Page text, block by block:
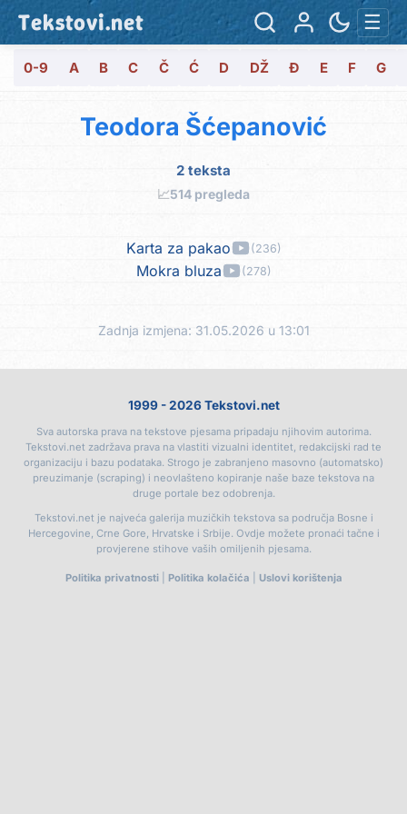
Tekstovi.net ☰
0-9 A B C Č Ć D DŽ Đ E F G
Teodora Šćepanović
2 teksta
📈514 pregleda
Karta za pakao (236)
Mokra bluza (278)
Zadnja izmjena: 31.05.2026 u 13:01
1999 - 2026 Tekstovi.net
Sva autorska prava na tekstove pjesama pripadaju njihovim autorima.
Tekstovi.net zadržava prava na vlastiti vizualni identitet, redakcijski rad te
organizaciju i bazu podataka. Strogo je zabranjeno masovno (automatsko)
preuzimanje (scraping) i neovlašteno kopiranje naše baze tekstova na
druge portale bez odobrenja.
Tekstovi.net je najveća galerija muzičkih tekstova sa područja Bosne i
Hercegovine, Crne Gore, Hrvatske i Srbije. Ovdje možete pronaći tačne i
provjerene stihove vaših omiljenih pjesama.
Politika privatnosti| Politika kolačića Uslovi korištenja